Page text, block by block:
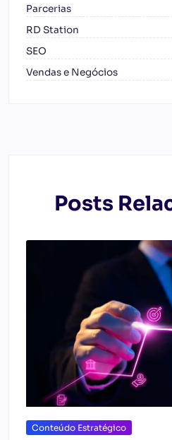
Parcerias
RD Station
SEO
Vendas e Negócios
Posts
Conteúdo Estratégico